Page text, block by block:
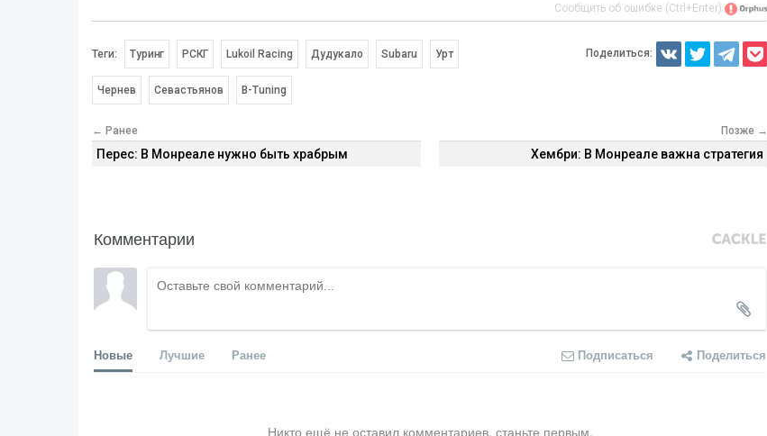
Сообщить об ошибке (Ctrl+Enter)
Теги: Туринг РСКГ Lukoil Racing Дудукало Subaru Урт
Чернев Севастьянов B-Tuning
Поделиться:
← Ранее
Перес: В Монреале нужно быть храбрым
Позже →
Хембри: В Монреале важна стратегия
Комментарии
Новые Лучшие Ранее Подписаться Поделиться
Никто ещё не оставил комментариев, станьте первым.